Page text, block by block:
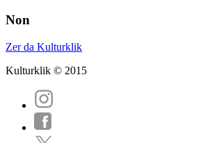
Non
Zer da Kulturklik
Kulturklik © 2015